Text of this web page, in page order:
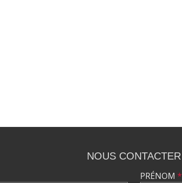
NOUS CONTACTER
PRÉNOM *